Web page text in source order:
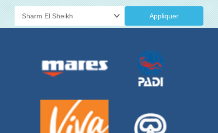
Appliquer